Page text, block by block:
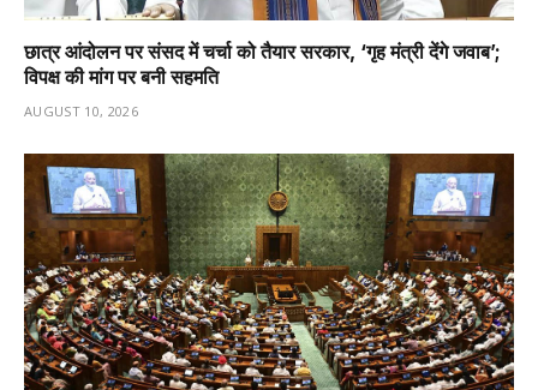
छात्र आंदोलन पर संसद में चर्चा को तैयार सरकार, ‘गृह मंत्री देंगे जवाब’;
विपक्ष की मांग पर बनी सहमति
AUGUST 10, 2026